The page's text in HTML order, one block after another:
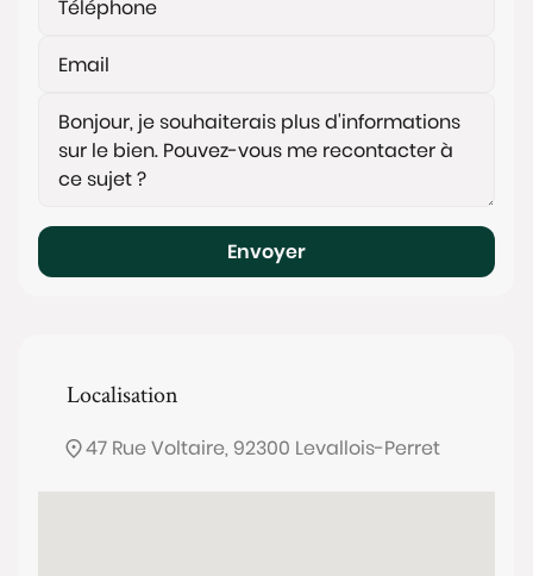
Envoyer
Localisation
47 Rue Voltaire, 92300 Levallois-Perret